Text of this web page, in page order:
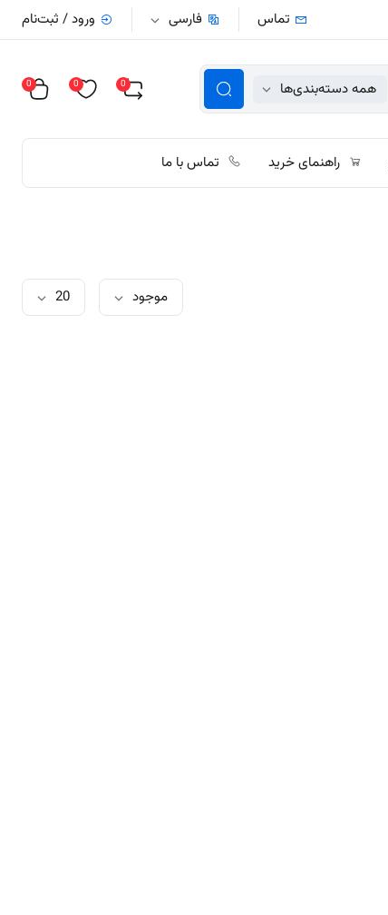
تماس فارسی ورود / ثبت‌نام
همه دسته‌بندی‌ها 0
0
0
راهنمای خرید تماس با ما
موجود 20